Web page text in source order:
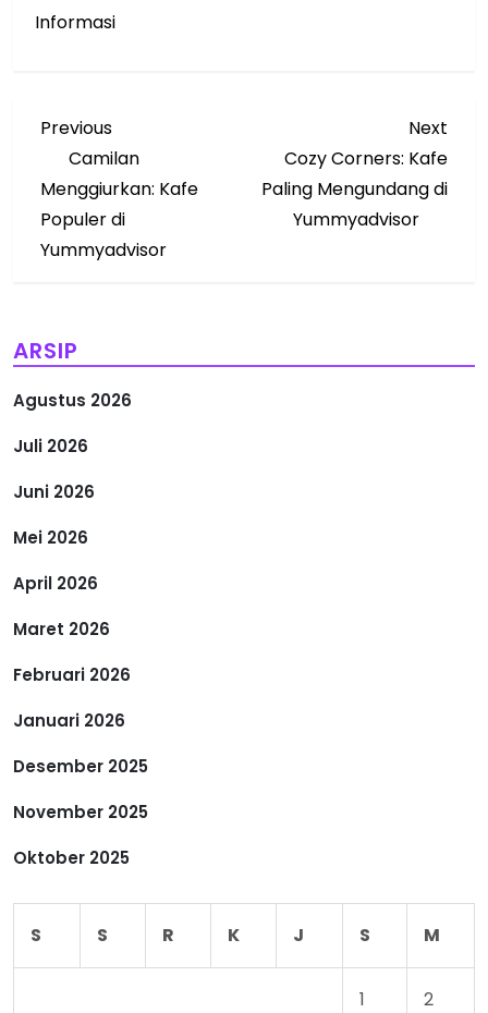
Informasi
N
a
v
a
s
i
p
o
s
Previous
Post
Previous
Camilan
Menggiurkan: Kafe
Populer di
Yummyadvisor
Post
Next
Cozy Corners: Kafe
Paling Mengundang di
Yummyadvisor
ARSIP
Agustus 2026
Juli 2026
Juni 2026
Mei 2026
April 2026
Maret 2026
Februari 2026
Januari 2026
Desember 2025
November 2025
Oktober 2025
S S R K J S M
1 2